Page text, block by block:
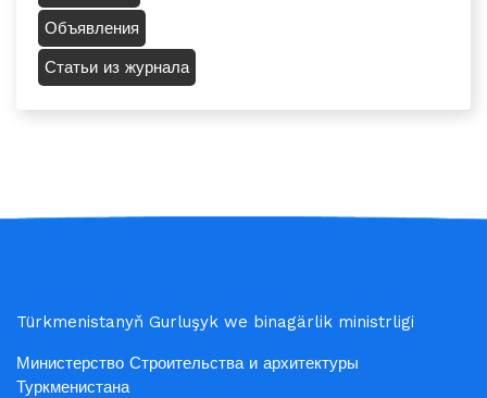
Объявления
Статьи из журнала
Türkmenistanyň Gurluşyk we binagärlik ministrligi
Министерство Строительства и архитектуры
Туркменистана